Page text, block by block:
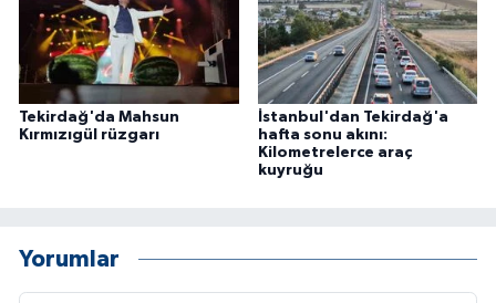
Tekirdağ'da Mahsun
Kırmızıgül rüzgarı
İstanbul'dan Tekirdağ'a
hafta sonu akını:
Kilometrelerce araç
kuyruğu
Yorumlar